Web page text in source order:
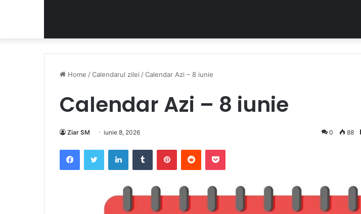
Home /Calendarul zilei /Calendar Azi – 8 iunie
Calendar Azi – 8 iunie
Ziar SM iunie 8, 2026 0 88
FacebookTwitter LinkedInTumblr PinterestReddit Pocket